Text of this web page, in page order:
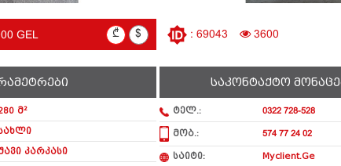
GEL ₾ $ : 69043 3600
საკონტაქტო
მ²
კარკასი
ტელ.: 0322 728-528
მობ.: 574 77 24 02
საიტი:
Myclient.Ge